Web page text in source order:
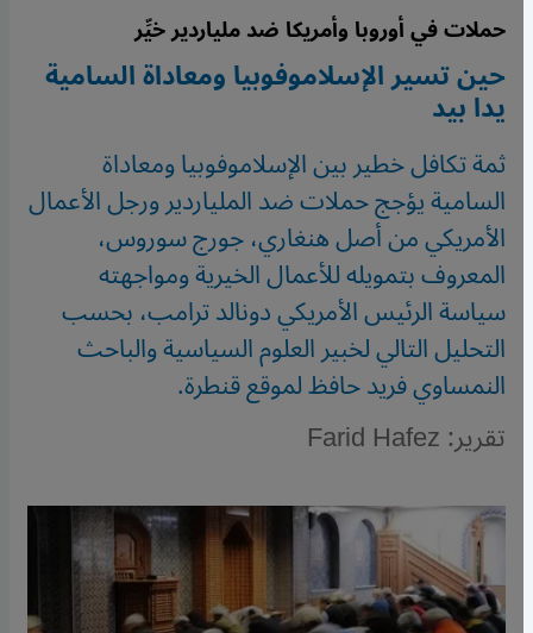
حملات في أوروبا وأمريكا ضد ملياردير خيِّر
حين تسير الإسلاموفوبيا ومعاداة السامية
يدا بيد
ثمة تكافل خطير بين الإسلاموفوبيا ومعاداة
السامية يؤجج حملات ضد الملياردير ورجل الأعمال
الأمريكي من أصل هنغاري، جورج سوروس،
المعروف بتمويله للأعمال الخيرية ومواجهته
سياسة الرئيس الأمريكي دونالد ترامب، بحسب
التحليل التالي لخبير العلوم السياسية والباحث
النمساوي فريد حافظ لموقع قنطرة.
تقرير: Farid Hafez